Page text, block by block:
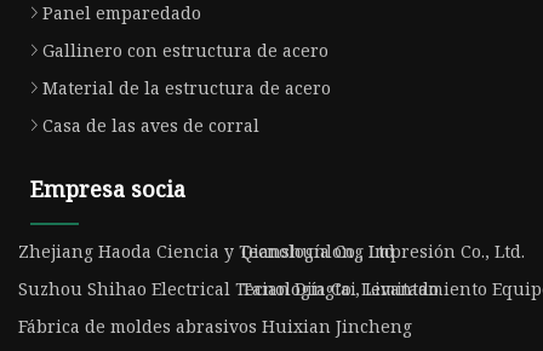
Panel emparedado
Gallinero con estructura de acero
Material de la estructura de acero
Casa de las aves de corral
Empresa socia
Zhejiang Haoda Ciencia y Tecnología Co., Ltd
Qianshunlong Impresión Co., Ltd.
Suzhou Shihao Electrical Tecnología Co., Limitado.
Taian Dingtai Levantamiento
Fábrica de moldes abrasivos Huixian Jincheng